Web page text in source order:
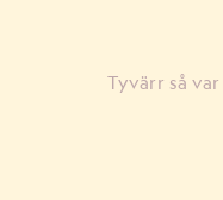
Tyvärr så